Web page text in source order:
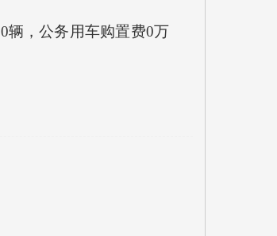
0辆，公务用车购置费0万